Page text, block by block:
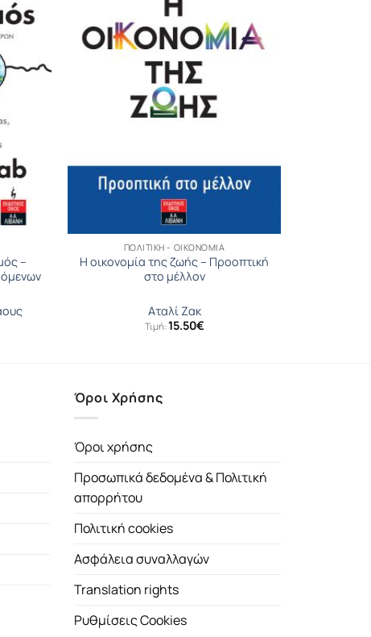
–
ΠΟΛΙΤΙΚΉ - ΟΙΚΟΝΟΜΊΑ
Η οικονομία της ζωής – Προοπτική
στο μέλλον
Αταλί Ζακ
Τιμή:15.50€
Όροι Χρήσης
Όροι χρήσης
Προσωπικά δεδομένα & Πολιτική
απορρήτου
Πολιτική cookies
Ασφάλεια συναλλαγών
Translation rights
Ρυθμίσεις Cookies